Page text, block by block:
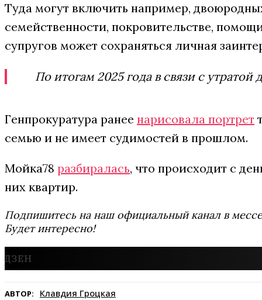
Туда могут включить например,
семейственности, покровительстве,
супругов может сохраняться личная
По итогам 2025 года в связи с
Генпрокуратура ранее нарисовала портрет
семью и не имеет судимостей в прошлом.
Мойка78 разбиралась, что происходит с
них квартир.
Подпишитесь на наш официальный канал в
Будет интересно!
АВТОР: Клавдия Гроцкая